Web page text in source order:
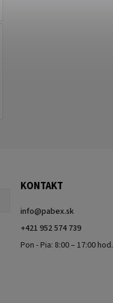
KONTAKT
info@pabex.sk
+421 952 574 739
Pon - Pia: 8:00 – 17:00 hod.